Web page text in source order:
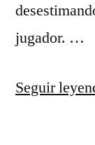
jugador. …
Seguir